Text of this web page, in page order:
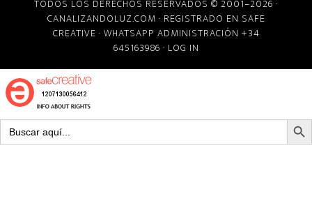
TODOS LOS DERECHOS RESERVADOS © 2001–2026 ·
CANALIZANDOLUZ.COM · REGISTRADO EN SAFE
CREATIVE · WHATSAPP ADMINISTRACIÓN +34
645163986 · LOG IN
Buscar: BOTÓN